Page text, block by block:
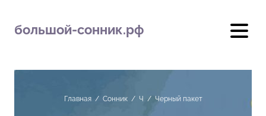
большой-сонник.рф
Главная/ Сонник/ Ч / Черный пакет